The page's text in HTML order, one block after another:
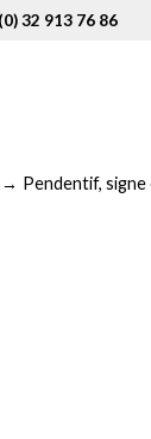
32 913 76 86
→ Pendentif, signe